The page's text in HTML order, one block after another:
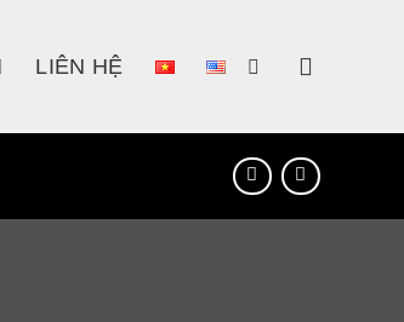
LIÊN HỆ